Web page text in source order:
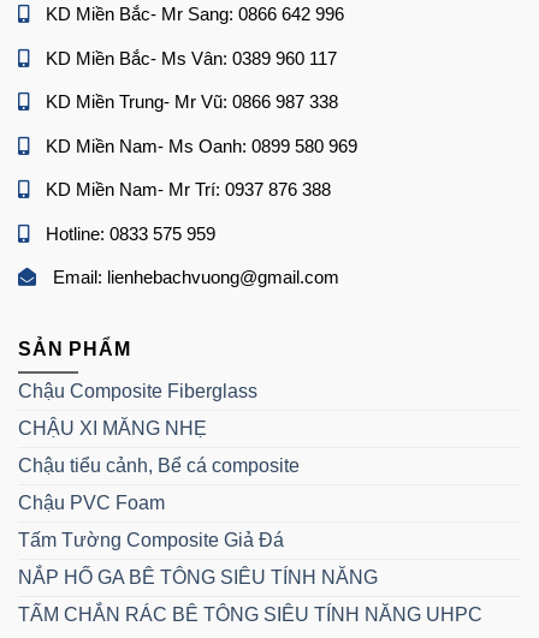
KD Miền Bắc- Mr Sang: 0866 642 996
KD Miền Bắc- Ms Vân: 0389 960 117
KD Miền Trung- Mr Vũ: 0866 987 338
KD Miền Nam- Ms Oanh: 0899 580 969
KD Miền Nam- Mr Trí: 0937 876 388
Hotline: 0833 575 959
Email: lienhebachvuong@gmail.com
SẢN PHẨM
Chậu Composite Fiberglass
CHẬU XI MĂNG NHẸ
Chậu tiểu cảnh, Bể cá composite
Chậu PVC Foam
Tấm Tường Composite Giả Đá
NẮP HỐ GA BÊ TÔNG SIÊU TÍNH NĂNG
TẤM CHẮN RÁC BÊ TÔNG SIÊU TÍNH NĂNG UHPC